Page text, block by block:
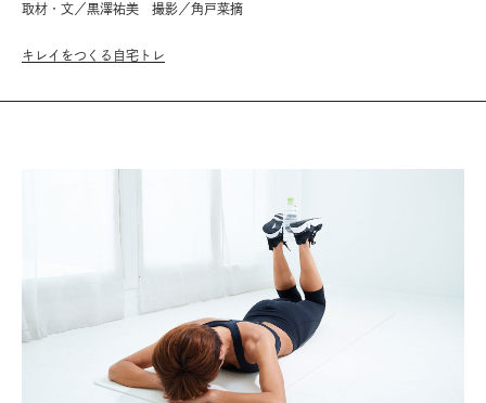
取材・文／黒澤祐美 撮影／角戸菜摘
キレイをつくる自宅トレ